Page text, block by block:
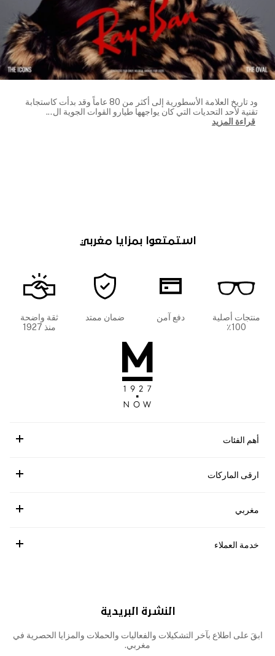
ود تاريخ العلامة الأسطورية إلى أكثر من 80 عاماً وقد بدأت كاستجابة
تقنية لأحد التحديات التي كان يواجهها طيارو القوات الجوية ال...
قراءة المزيد
استمتعوا بمزايا مغربي
منتجات أصلية
100٪
دفع آمن ضمان ممتد
ثقة واضحة
منذ 1927
أهم الفئات
ارقى الماركات
مغربي
خدمة العملاء
النشرة البريدية
ابقَ على اطلاع بآخر التشكيلات والفعاليات والحملات والمزايا الحصرية في
مغربي.